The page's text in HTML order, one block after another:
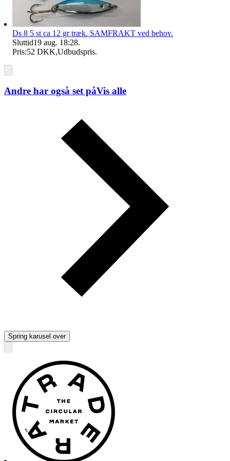
Ds 8 5 st ca 12 gr træk. SAMFRAKT ved behov.
Sluttid19 aug. 18:28.
Pris:52 DKK,Udbudspris.
Andre har også set påVis alle
Spring karusel over